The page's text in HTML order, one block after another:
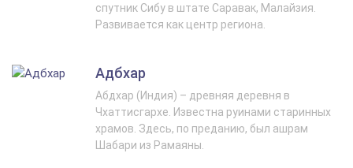
спутник Сибу в штате Саравак, Малайзия.
Развивается как центр региона.
Адбхар
Абдхар (Индия) – древняя деревня в
Чхаттисгархе. Известна руинами старинных
храмов. Здесь, по преданию, был ашрам
Шабари из Рамаяны.